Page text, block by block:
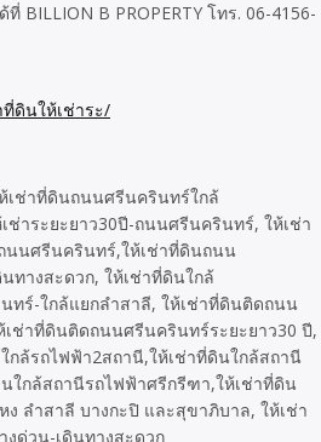
BILLION B PROPERTY โทร. 06-4156-
ดินให้เช่าระ/
เช่าที่ดินถนนศรีนครินทร์ใกล้
ช่าระยะยาว30ปี-ถนนศรีนครินทร์, ให้เช่า
นนศรีนครินทร์,ให้เช่าที่ดินถนน
ทางสะดวก, ให้เช่าที่ดินใกล้
ร์-ใกล้แยกลำสาลี, ให้เช่าที่ดินติดถนน
ช่าที่ดินติดถนนศรีนครินทร์ระยะยาว30 ปี,
ล้รถไฟฟ้า2สถานี,ให้เช่าที่ดินใกล้สถานี
ใกล้สถานีรถไฟฟ้าศรีกรีฑา,ให้เช่าที่ดิน
ลำสาลี บางกะปิ และสุขาภิบาล, ให้เช่า
ด่วน-เดินทางสะดวก